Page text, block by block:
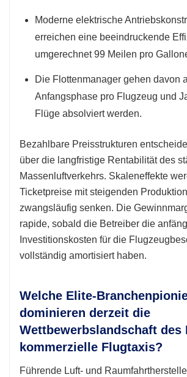
Moderne elektrische
erreichen eine beeindruckende
umgerechnet 99 Meilen pro
Die Flottenmanager gehen davon
Anfangsphase pro Flugzeug und
Flüge absolviert werden.
Bezahlbare Preisstrukturen
über die langfristige Rentabilität des
Massenluftverkehrs. Skaleneffekte
Ticketpreise mit steigenden
zwangsläufig senken. Die
rapide, sobald die Betreiber die
Investitionskosten für die
vollständig amortisiert haben.
Welche Elite-
dominieren derzeit die
Wettbewerbslandschaft des
kommerzielle Flugtaxis?
Führende Luft- und